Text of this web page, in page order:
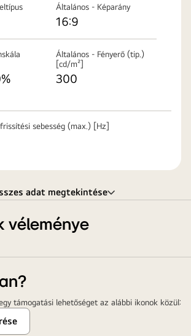
Általános - Képarány
16:9
Általános - Fényerő (tip.)
[cd/m²]
300
sebesség (max.) [Hz]
adat megtekintése
véleménye
támogatási lehetőséget az alábbi ikonok közül: